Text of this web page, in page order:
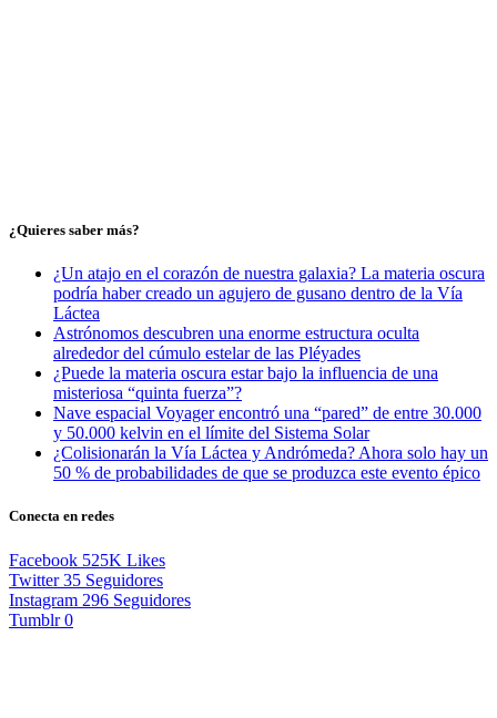
¿Quieres saber más?
¿Un atajo en el corazón de nuestra galaxia? La materia oscura
podría haber creado un agujero de gusano dentro de la Vía
Láctea
Astrónomos descubren una enorme estructura oculta
alrededor del cúmulo estelar de las Pléyades
¿Puede la materia oscura estar bajo la influencia de una
misteriosa “quinta fuerza”?
Nave espacial Voyager encontró una “pared” de entre 30.000
y 50.000 kelvin en el límite del Sistema Solar
¿Colisionarán la Vía Láctea y Andrómeda? Ahora solo hay un
50 % de probabilidades de que se produzca este evento épico
Conecta en redes
Facebook 525K Likes
Twitter 35 Seguidores
Instagram 296 Seguidores
Tumblr 0